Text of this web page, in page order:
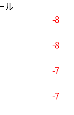
ル
-8
-8
-7
-7